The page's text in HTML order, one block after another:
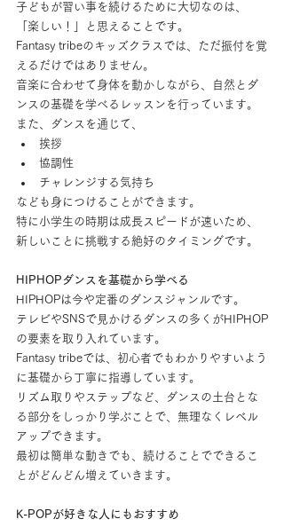
子どもが習い事を続けるために大切なのは、
「楽しい！」と思えることです。
Fantasy tribeのキッズクラスでは、ただ振付を覚
えるだけではありません。
音楽に合わせて身体を動かしながら、自然とダ
ンスの基礎を学べるレッスンを行っています。
また、ダンスを通じて、
挨拶
協調性
チャレンジする気持ち
なども身につけることができます。
特に小学生の時期は成長スピードが速いため、
新しいことに挑戦する絶好のタイミングです。
HIPHOPダンスを基礎から学べる
HIPHOPは今や定番のダンスジャンルです。
テレビやSNSで見かけるダンスの多くがHIPHOP
の要素を取り入れています。
Fantasy tribeでは、初心者でもわかりやすいよう
に基礎から丁寧に指導しています。
リズム取りやステップなど、ダンスの土台とな
る部分をしっかり学ぶことで、無理なくレベル
アップできます。
最初は簡単な動きでも、続けることでできるこ
とがどんどん増えていきます。
K-POPが好きな人にもおすすめ